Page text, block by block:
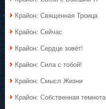
Крайон: Священная Троица
Крайон: Сейчас
Крайон: Сердце зовёт!
Крайон: Сила с тобой!
Крайон: Смысл Жизни
Крайон: Собственная темнота